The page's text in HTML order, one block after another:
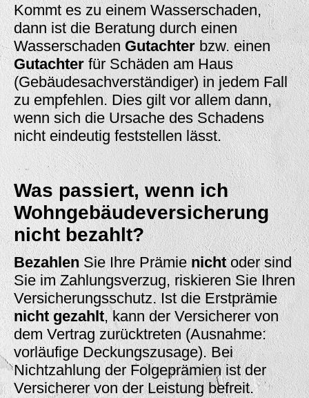
Kommt es zu einem Wasserschaden,
dann ist die Beratung durch einen
Wasserschaden Gutachter bzw. einen
Gutachter für Schäden am Haus
(Gebäudesachverständiger) in jedem Fall
zu empfehlen. Dies gilt vor allem dann,
wenn sich die Ursache des Schadens
nicht eindeutig feststellen lässt.
Was passiert, wenn ich
Wohngebäudeversicherung
nicht bezahlt?
BezahlenSie Ihre Prämienichtoder sind
Sie im Zahlungsverzug, riskieren Sie Ihren
Versicherungsschutz. Ist die Erstprämie
nicht gezahlt, kann der Versicherer von
dem Vertrag zurücktreten (Ausnahme:
vorläufige Deckungszusage). Bei
Nichtzahlung der Folgeprämien ist der
Versicherer von der Leistung befreit.